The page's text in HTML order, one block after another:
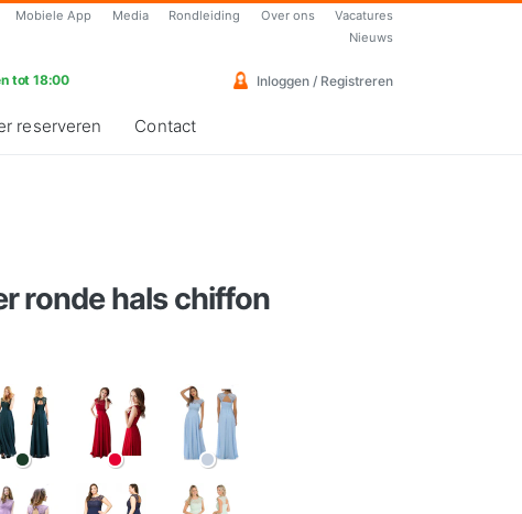
Mobiele App Media Rondleiding Over ons
Vacatures
Nieuws
tot 18:00 Inloggen / Registreren
reserveren Contact
ronde hals chiffon